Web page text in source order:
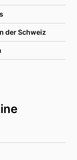
der Schweiz